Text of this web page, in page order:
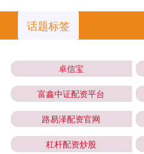
话题标签
卓信宝
富鑫中证配资平台
路易泽配资官网
杠杆配资炒股